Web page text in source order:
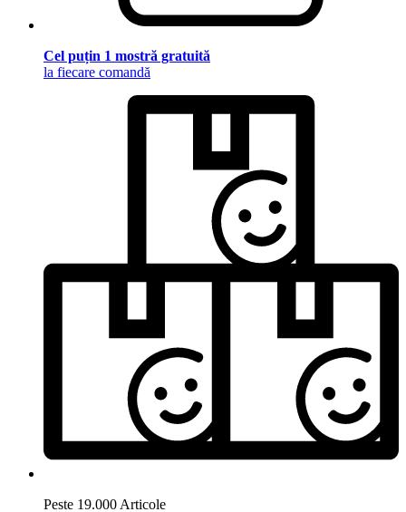
Cel puțin 1 mostră gratuită
la fiecare comandă
Peste 19.000 Articole